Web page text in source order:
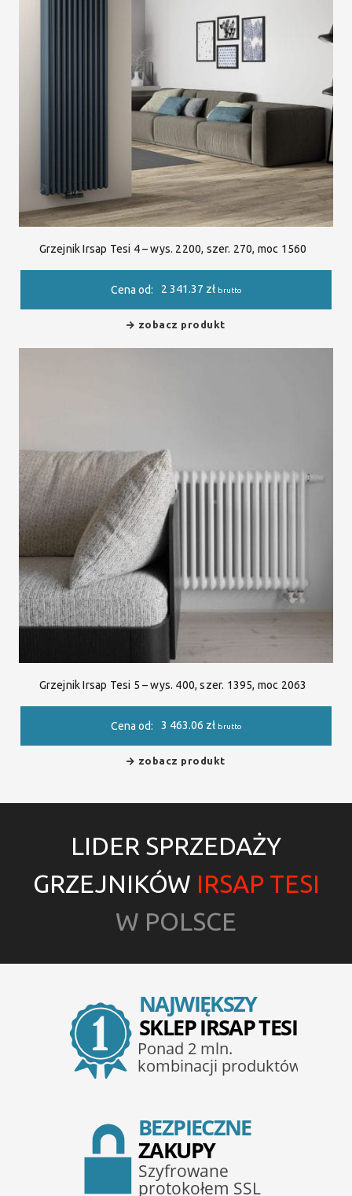
Grzejnik Irsap Tesi 4 – wys. 2200, szer. 270, moc 1560
Cena od: 2 341.37 zł brutto
zobacz produkt
Grzejnik Irsap Tesi 5 – wys. 400, szer. 1395, moc 2063
Cena od: 3 463.06 zł brutto
zobacz produkt
LIDER SPRZEDAŻY
GRZEJNIKÓW IRSAP TESI
W POLSCE